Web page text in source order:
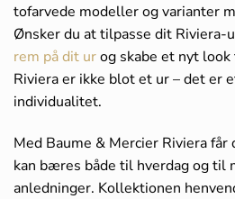
tofarvede modeller og varianter
Ønsker du at tilpasse dit Riviera-
rem på dit urog skabe et nyt
Riviera er ikke blot et ur – det er
individualitet.
Med Baume & Mercier Riviera
kan bæres både til hverdag og til
anledninger. Kollektionen